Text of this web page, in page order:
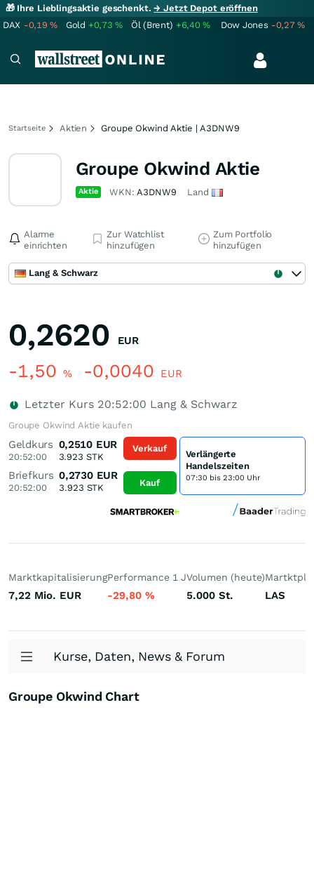
🎁 Ihre Lieblingsaktie geschenkt.→ Jetzt Depot eröffnen
DAX -0,19% Gold +0,73% Öl (Brent) +6,40% Dow Jones -0,27%
Startseite Aktien Groupe Okwind Aktie | A3DNW9
Groupe Okwind Aktie
Aktie WKN:A3DNW9 Land
Alarme
einrichten
Zur Watchlist
hinzufügen
Zum Portfolio
hinzufügen
Lang & Schwarz
0,2620 EUR
-1,50 % -0,0040 EUR
Letzter Kurs 20:52:00 Lang & Schwarz
Groupe Okwind Aktie kaufen
Geldkurs
20:52:00
0,2510 EUR
3.923 STK
Briefkurs
20:52:00
0,2730 EUR
3.923 STK
Verkauf
Kauf
Verlängerte
Handelszeiten
07:30 bis 23:00 Uhr
Marktkapitalisierung
7,22 Mio. EUR
Performance 1 J
-29,80 %
Volumen (heute)
5.000 St. LAS
Kurse, Daten, News & Forum
Groupe Okwind Chart